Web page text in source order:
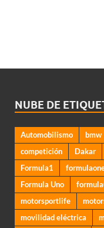
NUBE DE
Automobilismo bmw
competición
Dakar
Formula1
Formula Uno
motorsportlife
movilidad eléctrica